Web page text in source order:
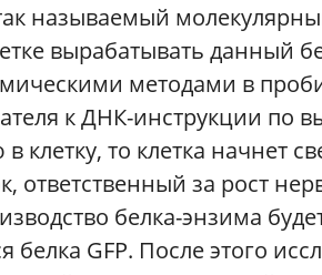
называемый
вырабатывать данный
методами в
к ДНК-инструкции по
то клетка начнет
ответственный за рост
белка-энзима
белка GFP. После этого